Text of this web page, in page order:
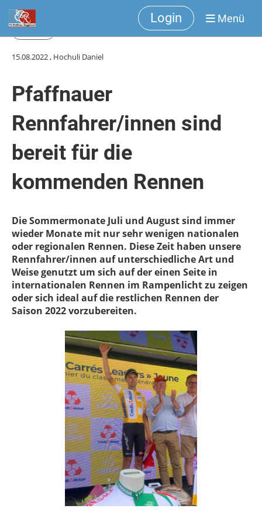
Login Menü
15.08.2022, Hochuli Daniel
Pfaffnauer
Rennfahrer/innen sind
bereit für die
kommenden Rennen
Die Sommermonate Juli und August sind immer
wieder Monate mit nur sehr wenigen nationalen
oder regionalen Rennen. Diese Zeit haben unsere
Rennfahrer/innen auf unterschiedliche Art und
Weise genutzt um sich auf der einen Seite in
internationalen Rennen im Rampenlicht zu zeigen
oder sich ideal auf die restlichen Rennen der
Saison 2022 vorzubereiten.